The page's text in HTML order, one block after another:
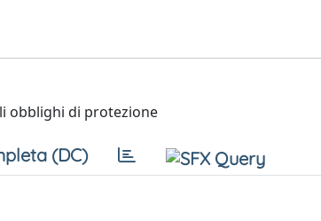
obblighi di protezione
(DC)